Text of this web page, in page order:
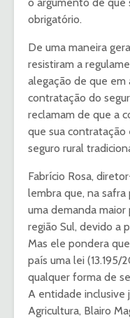
obrigatório.
De uma maneira
resistiram a
alegação de que em
contratação do
reclamam de que a
que sua contratação
seguro rural
Fabrício Rosa,
lembra que, na safra
uma demanda
região Sul, devido a
Mas ele pondera
país uma lei (13.195/
qualquer forma de
A entidade inclusive
Agricultura, Blairo